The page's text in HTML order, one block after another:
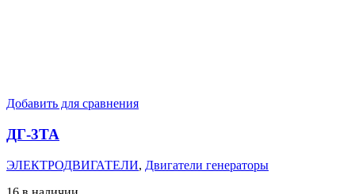
Добавить для сравнения
ДГ-3ТА
ЭЛЕКТРОДВИГАТЕЛИ, Двигатели генераторы